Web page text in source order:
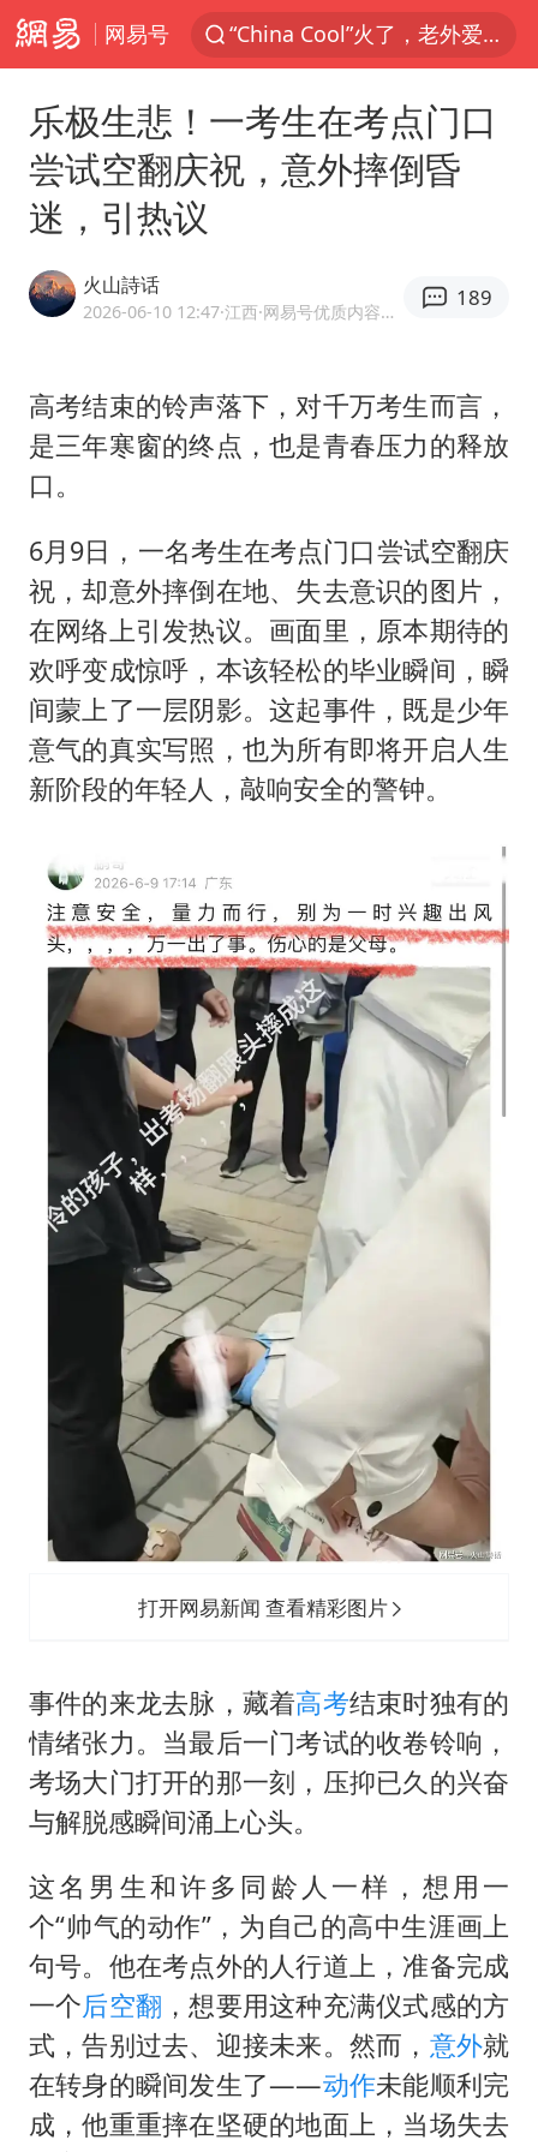
网易号
“China Cool”火了，老外爱上中国避暑游
浙江台州《告全体市民书》
泰国初中生饮弹自尽前开了26枪
店主称换“青海拉面”招牌后生意更好
今年第二强台风将带来多大影响
张本智和：零封向鹏不意外
22岁女生独闯南太行失联12天
新疆沙雅县发生4.5级地震
“准2万亿”之城点名支持三所大学
微信新功能：你可以“撤回”你的撤回
乐极生悲！一考生在考点门口
尝试空翻庆祝，意外摔倒昏
迷，引热议
火山詩话
2026-06-10 12:47·江西 ·网易号优质内容创作者
189
高考结束的铃声落下，对千万考生而言，
是三年寒窗的终点，也是青春压力的释放
口。
6月9日，一名考生在考点门口尝试空翻庆
祝，却意外摔倒在地、失去意识的图片，
在网络上引发热议。画面里，原本期待的
欢呼变成惊呼，本该轻松的毕业瞬间，瞬
间蒙上了一层阴影。这起事件，既是少年
意气的真实写照，也为所有即将开启人生
新阶段的年轻人，敲响安全的警钟。
打开网易新闻 查看精彩图片
事件的来龙去脉，藏着高考结束时独有的
情绪张力。当最后一门考试的收卷铃响，
考场大门打开的那一刻，压抑已久的兴奋
与解脱感瞬间涌上心头。
这名男生和许多同龄人一样，想用一
个“帅气的动作”，为自己的高中生涯画上
句号。他在考点外的人行道上，准备完成
一个后空翻 ，想要用这种充满仪式感的方
式，告别过去、迎接未来。然而， 意外就
在转身的瞬间发生了——动作未能顺利完
成，他重重摔在坚硬的地面上，当场失去